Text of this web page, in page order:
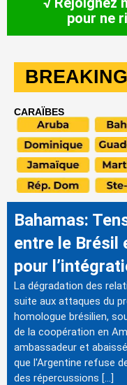
pour ne
CARAÏBES
Bahamas:
entre le Brésil
pour
La dégradation des
suite aux attaques du
homologue brésilien,
de la coopération en
ambassadeur et
que l'Argentine refuse
des répercussions […]